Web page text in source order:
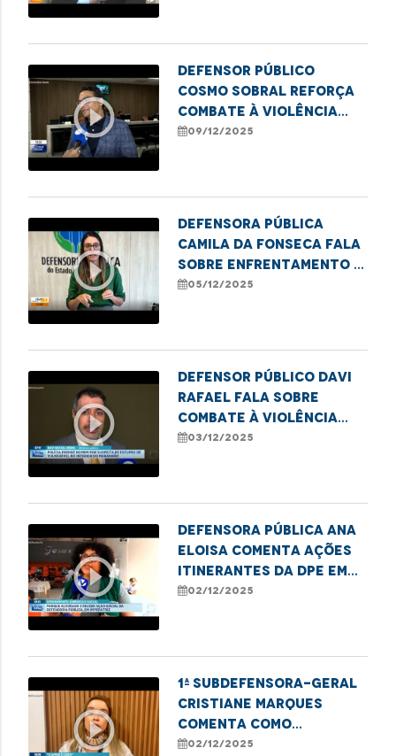
play_circle_outline
Defensor Público
Cosmo Sobral reforça
combate à violência
contra idosos no
09/12/2025
play_circle_outline
Defensora Pública
Camila da Fonseca fala
sobre enfrentamento à
pornografia infantil
05/12/2025
play_circle_outline
Defensor Público Davi
Rafael fala sobre
combate à violência
contra crianças e
03/12/2025
play_circle_outline
Defensora pública Ana
Eloisa comenta ações
itinerantes da DPE em
Imperatriz
02/12/2025
play_circle_outline
1ª subdefensora-geral
Cristiane Marques
comenta como
dependência emocional
02/12/2025